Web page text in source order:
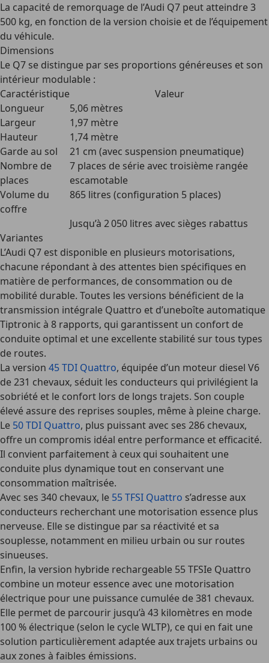
La capacité de remorquage de l’Audi Q7 peut atteindre3
500 kg, en fonction de la version choisie et de l’équipement
du véhicule.
Dimensions
Le Q7 se distingue par ses proportions généreuses et son
intérieur modulable :
Caractéristique
Valeur
Longueur
5,06 mètres
Largeur
1,97 mètre
Hauteur
1,74 mètre
Garde au sol
21 cm (avec suspension pneumatique)
Nombre de
places
7 places de série avec troisième rangée
escamotable
Volume du
coffre
865 litres (configuration 5 places)
Jusqu’à 2 050 litres avec sièges rabattus
Variantes
L’Audi Q7 est disponible en plusieurs motorisations,
chacune répondant à des attentes bien spécifiques en
matière de performances, de consommation ou de
mobilité durable. Toutes les versions bénéficient de la
transmission intégrale Quattro et d’uneboîte automatique
Tiptronic à 8 rapports, qui garantissent un confort de
conduite optimal et une excellente stabilité sur tous types
de routes.
La version 45 TDI Quattro, équipée d’un moteur diesel V6
de 231 chevaux, séduit les conducteurs qui privilégient la
sobriété et le confort lors de longs trajets. Son couple
élevé assure des reprises souples, même à pleine charge.
Le 50 TDI Quattro, plus puissant avec ses 286 chevaux,
offre un compromis idéal entre performance et efficacité.
Il convient parfaitement à ceux qui souhaitent une
conduite plus dynamique tout en conservant une
consommation maîtrisée.
Avec ses 340 chevaux, le 55 TFSI Quattro s’adresse aux
conducteurs recherchant une motorisation essence plus
nerveuse. Elle se distingue par sa réactivité et sa
souplesse, notamment en milieu urbain ou sur routes
sinueuses.
Enfin, la version hybride rechargeable 55 TFSIe Quattro
combine un moteur essence avec une motorisation
électrique pour une puissance cumulée de 381 chevaux.
Elle permet de parcourir jusqu’à 43 kilomètres en mode
100 % électrique (selon le cycle WLTP), ce qui en fait une
solution particulièrement adaptée aux trajets urbains ou
aux zones à faibles émissions.